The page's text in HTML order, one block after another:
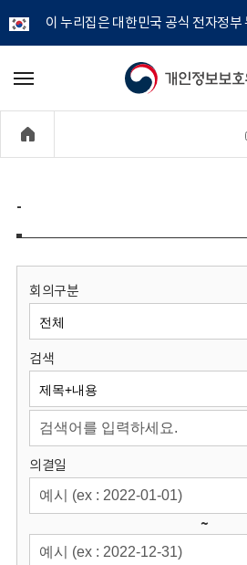
이 누리집은 대한민국 공식 전자정부
개
정
보
원
회
메
기
-
회의구분
검색
의결일
~